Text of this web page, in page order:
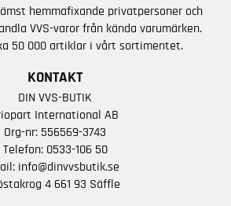
hemmafixande privatpersoner och
VVS-varor från kända varumärken.
50 000 artiklar i vårt sortimentet.
KONTAKT
DIN VVS-BUTIK
International AB
Org-nr: 556569-3743
Telefon: 0533-106 50
info@dinvvsbutik.se
4 661 93 Säffle